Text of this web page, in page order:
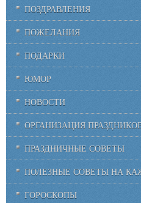
ПОЗДРАВЛЕНИЯ
ПОЖЕЛАНИЯ
ПОДАРКИ
ЮМОР
НОВОСТИ
ОРГАНИЗАЦИЯ
ПРАЗДНИЧНЫЕ СОВЕТЫ
ПОЛЕЗНЫЕ СОВЕТЫ НА
ГОРОСКОПЫ